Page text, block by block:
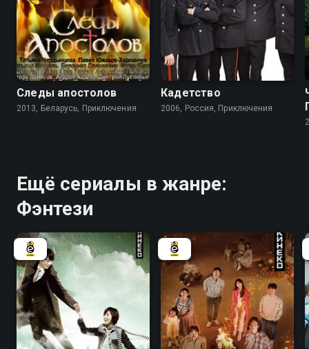
6.7
Следы апостолов
2013, Беларусь, Приключения
6.4
Кадетство
2006, Россия, Приключения
Ещё сериалы в жанре:
Фэнтези